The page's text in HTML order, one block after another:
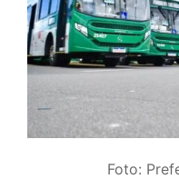
Foto: